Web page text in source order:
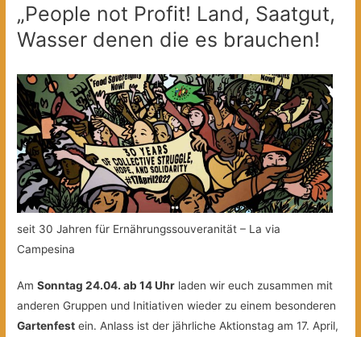
„People not Profit! Land, Saatgut,
Wasser denen die es brauchen!
seit 30 Jahren für Ernährungssouveranität – La via
Campesina
AmSonntag 24.04. ab 14 Uhr laden wir euch zusammen mit
anderen Gruppen und Initiativen wieder zu einem besonderen
Gartenfest ein. Anlass ist der jährliche Aktionstag am 17. April,